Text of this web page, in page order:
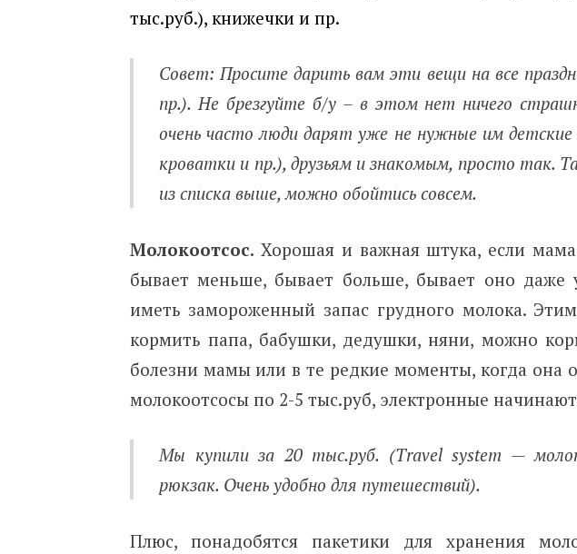
тыс.руб.), книжечки и пр.
Совет:Просите дарить вам эти вещи на все
пр.). Не брезгуйте б/у – в этом нет ничего
очень часто люди дарят уже не нужные им детские
кроватки и пр.), друзьям и знакомым, просто так.
из списка выше, можно обойтись совсем.
Молокоотсос. Хорошая и важная штука, если
бывает меньше, бывает больше, бывает оно даже
иметь замороженный запас грудного молока.
кормить папа, бабушки, дедушки, няни, можно
болезни мамы или в те редкие моменты, когда она
молокоотсосы по 2-5 тыс.руб, электронные
Мы купили за 20 тыс.руб. (Travel system —
рюкзак. Очень удобно для путешествий).
Плюс, понадобятся пакетики для хранения